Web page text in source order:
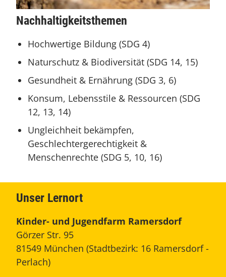
Nachhaltigkeitsthemen
Hochwertige Bildung (SDG 4)
Naturschutz & Biodiversität (SDG 14, 15)
Gesundheit & Ernährung (SDG 3, 6)
Konsum, Lebensstile & Ressourcen (SDG
12, 13, 14)
Ungleichheit bekämpfen,
Geschlechtergerechtigkeit &
Menschenrechte (SDG 5, 10, 16)
Unser Lernort
Kinder- und Jugendfarm Ramersdorf
Görzer Str. 95
81549 München (Stadtbezirk: 16 Ramersdorf -
Perlach)